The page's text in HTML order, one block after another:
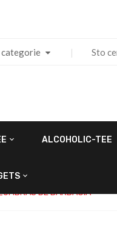
ALCOHOLIC-TEE
DE BARBAGIA